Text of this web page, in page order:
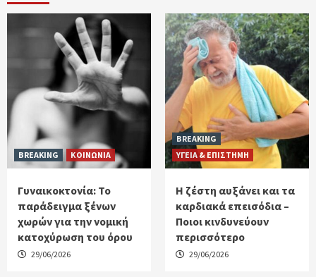
BREAKING ΚΟΙΝΩΝΙΑ
Γυναικοκτονία: Το
παράδειγμα ξένων
χωρών για την νομική
κατοχύρωση του όρου
29/06/2026
BREAKING
ΥΓΕΙΑ & ΕΠΙΣΤΗΜΗ
Η ζέστη αυξάνει και τα
καρδιακά επεισόδια –
Ποιοι κινδυνεύουν
περισσότερο
29/06/2026